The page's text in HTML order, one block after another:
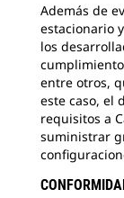
Además de
estacionario
los
entre otros,
este caso, el
requisitos a
suministrar